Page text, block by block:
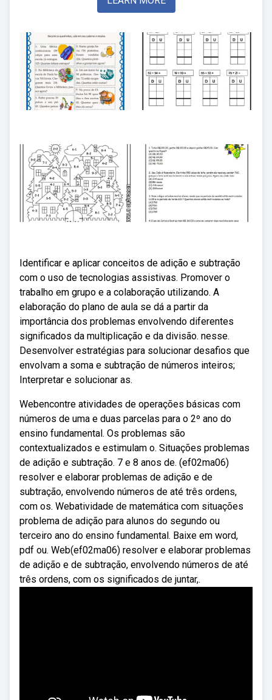
Identificar e aplicar conceitos de adição e subtração
com o uso de tecnologias assistivas. Promover o
trabalho em grupo e a colaboração utilizando. A
elaboração do plano de aula se dá a partir da
importância dos problemas envolvendo diferentes
significados da multiplicação e da divisão. nesse.
Desenvolver estratégias para solucionar desafios que
envolvam a soma e subtração de números inteiros;
Interpretar e solucionar as.
Webencontre atividades de operações básicas com
números de uma e duas parcelas para o 2º ano do
ensino fundamental. Os problemas são
contextualizados e estimulam o. Situações problemas
de adição e subtração. 7 e 8 anos de. (ef02ma06)
resolver e elaborar problemas de adição e de
subtração, envolvendo números de até três ordens,
com os. Webatividade de matemática com situações
problema de adição para alunos do segundo ou
terceiro ano do ensino fundamental. Baixe em word,
pdf ou. Web(ef02ma06) resolver e elaborar problemas
de adição e de subtração, envolvendo números de até
três ordens, com os significados de juntar,.